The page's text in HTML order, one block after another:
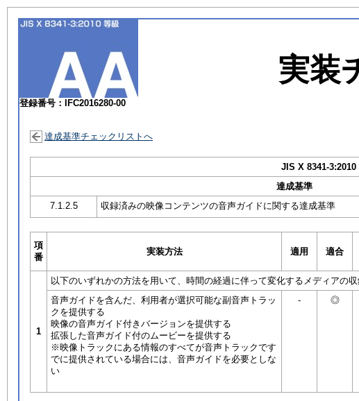
登録番号：IFC2016280-00
実装
達成基準チェックリストへ
JIS X 8341-3:2010
達成基準
7.1.2.5
収録済みの映像コンテンツの音声ガイドに関する達成基準
項
番
実装方法 適用 適合
1
以下のいずれかの方法を用いて、時間の経過に伴って変化するメディアの
音声ガイドを含んだ、利用者が選択可能な副音声トラッ
クを提供する
映像の音声ガイド付きバージョンを提供する
拡張した音声ガイド付のムービーを提供する
※映像トラックにある情報のすべてが音声トラックです
でに提供されている場合には、音声ガイドを必要としな
い
- ◎